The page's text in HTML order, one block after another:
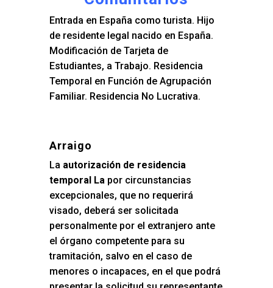
Entrada en España como turista. Hijo
de residente legal nacido en España.
Modificación de Tarjeta de
Estudiantes, a Trabajo. Residencia
Temporal en Función de Agrupación
Familiar. Residencia No Lucrativa.
Arraigo
La autorización de residencia
temporal Lapor circunstancias
excepcionales, que no requerirá
visado, deberá ser solicitada
personalmente por el extranjero ante
el órgano competente para su
tramitación, salvo en el caso de
menores o incapaces, en el que podrá